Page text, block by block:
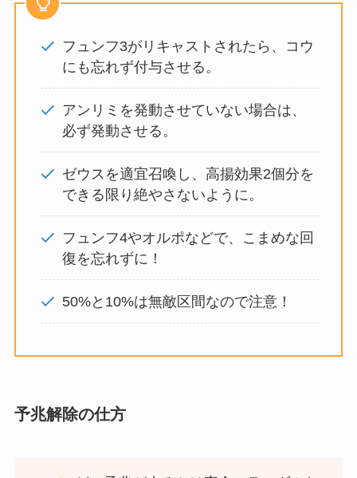
フュンフ3がリキャストされたら、コウ
にも忘れず付与させる。
アンリミを発動させていない場合は、
必ず発動させる。
ゼウスを適宜召喚し、高揚効果2個分を
できる限り絶やさないように。
フュンフ4やオルポなどで、こまめな回
復を忘れずに！
50%と10%は無敵区間なので注意！
予兆解除の仕方